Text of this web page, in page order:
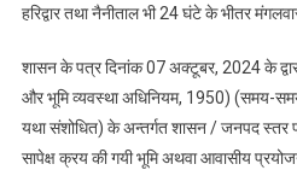
हरिद्वार तथा नैनीताल भी 24 घंटे के भीतर
शासन के पत्र दिनांक 07 अक्टूबर, 2024 के
और भूमि व्यवस्था अधिनियम, 1950) (समय-समय
यथा संशोधित) के अन्तर्गत शासन / जनपद स्तर
सापेक्ष क्रय की गयी भूमि अथवा आवासीय